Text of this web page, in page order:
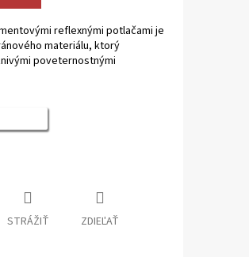
reflexnými potlačami je
materiálu, ktorý
poveternostnými
STRÁŽIŤ ZDIEĽAŤ